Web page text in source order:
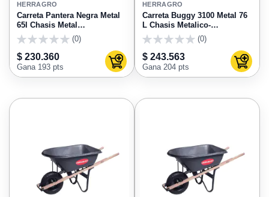
FAVORITOS
HERRAGRO
Carreta Pantera Negra Metal
65l Chasis Metal
Antipinchazo 90020 Herragro
(0)
$ 230.360
Gana 193 pts Agregar al carrito
HERRAGRO
Carreta Buggy 3100 Metal 76
L Chasis Metalico-
Antipinchazo 310020
Herragro
(0)
$ 243.563
Gana 204 pts